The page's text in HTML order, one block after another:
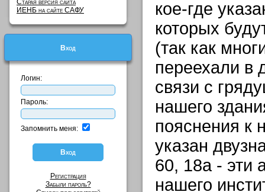
Старая версия сайта
ИЕНБ на сайте САФУ
Вход
Логин:
Пароль:
Запомнить меня:
Регистрация
Забыли пароль?
кое-где
которых
(так как
переехали в
связи с
нашего
пояснения к
указан
60, 18а - эти
нашего